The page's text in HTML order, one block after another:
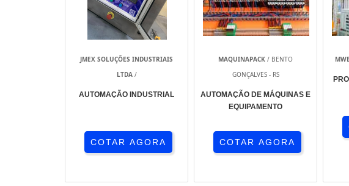
JMEX SOLUÇÕES INDUSTRIAIS
LTDA/
AUTOMAÇÃO INDUSTRIAL
COTAR AGORA
MAQUINAPACK / BENTO
GONÇALVES - RS
AUTOMAÇÃO DE MÁQUINAS E
EQUIPAMENTO
COTAR AGORA